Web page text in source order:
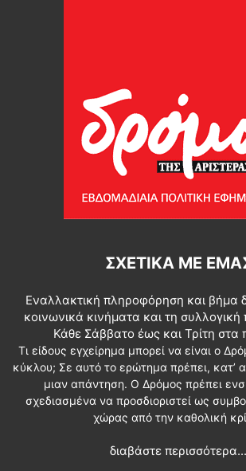
ΣΧΕΤΙΚΆ ΜΕ
Εναλλακτική πληροφόρηση και βήμα
κοινωνικά κινήματα και τη συλλογική
Κάθε Σάββατο έως και Τρίτη στα
Τι είδους εγχείρημα μπορεί να είναι ο
κύκλου; Σε αυτό το ερώτημα πρέπει, κατ’
μιαν απάντηση. Ο Δρόμος πρέπει
σχεδιασμένα να προσδιοριστεί ως
χώρας από την καθολική
διαβάστε περισσότερα...